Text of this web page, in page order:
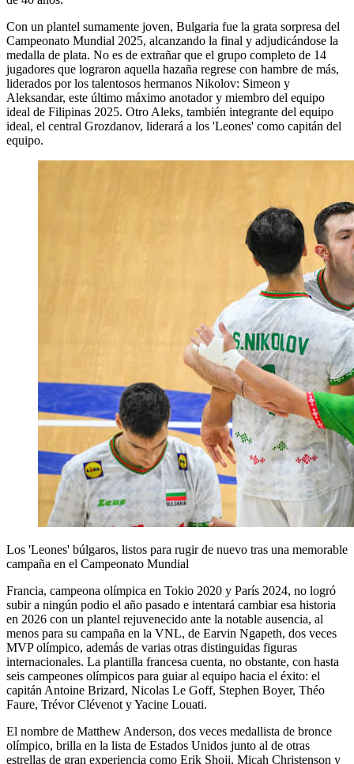
Con un plantel sumamente joven, Bulgaria fue la grata sorpresa del
Campeonato Mundial 2025, alcanzando la final y adjudicándose la
medalla de plata. No es de extrañar que el grupo completo de 14
jugadores que lograron aquella hazaña regrese con hambre de más,
liderados por los talentosos hermanos Nikolov: Simeon y
Aleksandar, este último máximo anotador y miembro del equipo
ideal de Filipinas 2025. Otro Aleks, también integrante del equipo
ideal, el central Grozdanov, liderará a los 'Leones' como capitán del
equipo.
Los 'Leones' búlgaros, listos para rugir de nuevo tras una memorable
campaña en el Campeonato Mundial
Francia, campeona olímpica en Tokio 2020 y París 2024, no logró
subir a ningún podio el año pasado e intentará cambiar esa historia
en 2026 con un plantel rejuvenecido ante la notable ausencia, al
menos para su campaña en la VNL, de Earvin Ngapeth, dos veces
MVP olímpico, además de varias otras distinguidas figuras
internacionales. La plantilla francesa cuenta, no obstante, con hasta
seis campeones olímpicos para guiar al equipo hacia el éxito: el
capitán Antoine Brizard, Nicolas Le Goff, Stephen Boyer, Théo
Faure, Trévor Clévenot y Yacine Louati.
El nombre de Matthew Anderson, dos veces medallista de bronce
olímpico, brilla en la lista de Estados Unidos junto al de otras
estrellas de gran experiencia como Erik Shoji, Micah Christenson y